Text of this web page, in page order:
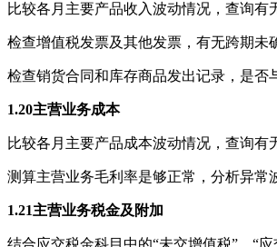
比较各月主要产品收入波动情况，查询有
检查增值税发票及其他发票，有无跨期未
检查销货合同和库存商品发出记录，是否
1.20主营业务成本
比较各月主要产品成本波动情况，查询有
测算主营业务毛利率是够正常，分析异常
1.21主营业务税金及附加